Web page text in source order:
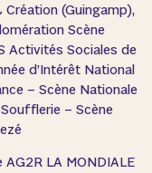
(Guingamp),
Scène
Activités Sociales de
d’Intérêt National
– Scène Nationale
– Scène
AG2R LA MONDIALE